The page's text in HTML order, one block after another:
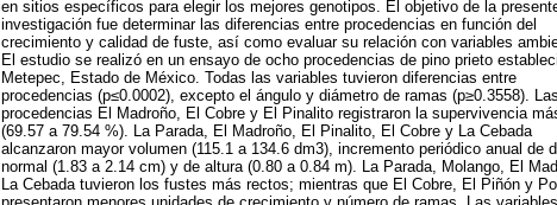
en sitios específicos para elegir los mejores genotipos. El objetivo de la
investigación fue determinar las diferencias entre procedencias en función del
crecimiento y calidad de fuste, así como evaluar su relación con variables
El estudio se realizó en un ensayo de ocho procedencias de pino prieto
Metepec, Estado de México. Todas las variables tuvieron diferencias entre
procedencias (p≤0.0002), excepto el ángulo y diámetro de ramas (p≥0.3558). Las
procedencias El Madroño, El Cobre y El Pinalito registraron la supervivencia
(69.57 a 79.54 %). La Parada, El Madroño, El Pinalito, El Cobre y La Cebada
alcanzaron mayor volumen (115.1 a 134.6 dm3), incremento periódico anual de
normal (1.83 a 2.14 cm) y de altura (0.80 a 0.84 m). La Parada, Molango, El
La Cebada tuvieron los fustes más rectos; mientras que El Cobre, El Piñón y